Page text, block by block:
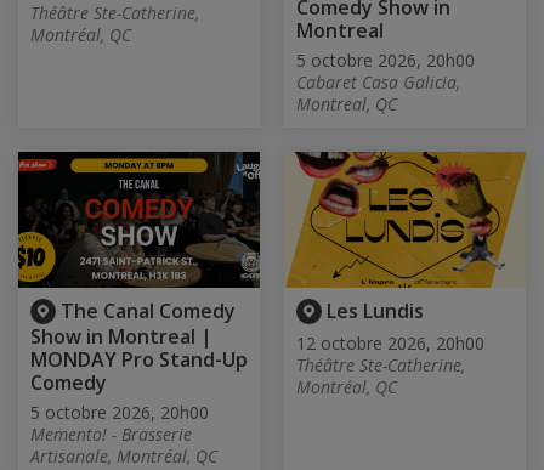
Théâtre Ste-Catherine,
Montréal, QC
Comedy Show in
Montreal
5 octobre 2026, 20h00
Cabaret Casa Galicia,
Montreal, QC
The Canal Comedy
Show in Montreal |
MONDAY Pro Stand-Up
Comedy
5 octobre 2026, 20h00
Memento! - Brasserie
Artisanale, Montréal, QC
Les Lundis
12 octobre 2026, 20h00
Théâtre Ste-Catherine,
Montréal, QC